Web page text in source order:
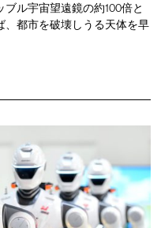
ル宇宙望遠鏡の約100倍と
、都市を破壊しうる天体を早